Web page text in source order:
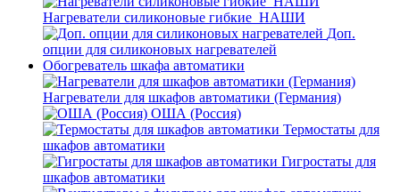
Нагреватели силиконовые гибкие_НАШИ
Доп.
опции для силиконовых нагревателей
Обогреватель шкафа автоматики
Нагреватели для шкафов автоматики (Германия)
ОША (Россия)
Термостаты для
шкафов автоматики
Гигростаты для
шкафов автоматики